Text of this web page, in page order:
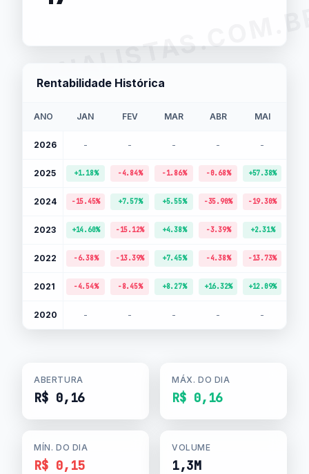
Rentabilidade Histórica
ANO JAN FEV MAR ABR MAI
2026 - - - - -
2025 +1.18% -4.84% -1.86% -0.68% +57.38%
2024 -15.45% +7.57% +5.55% -35.90% -19.30%
2023 +14.60% -15.12% +4.38% -3.39% +2.31%
2022 -6.38% -13.39% +7.45% -4.38% -13.73%
2021 -4.54% -8.45% +8.27% +16.32% +12.09%
2020 - - - - -
ABERTURA
R$ 0,16
MÁX. DO DIA
R$ 0,16
MÍN. DO DIA
R$ 0,15
VOLUME
1,3M